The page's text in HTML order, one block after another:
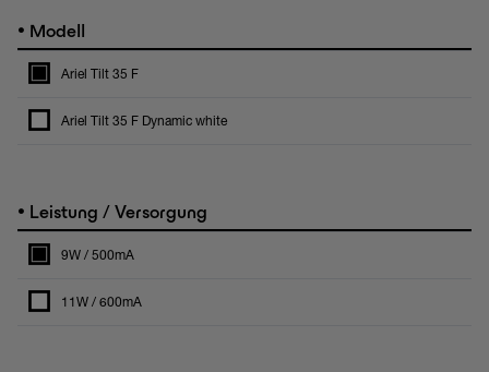
• Modell
Ariel Tilt 35 F
Ariel Tilt 35 F Dynamic white
• Leistung / Versorgung
9W / 500mA
11W / 600mA